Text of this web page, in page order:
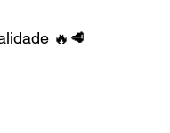
🔥🥩